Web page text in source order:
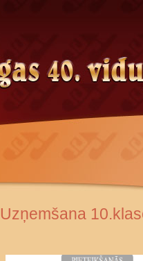
Uzņemšana